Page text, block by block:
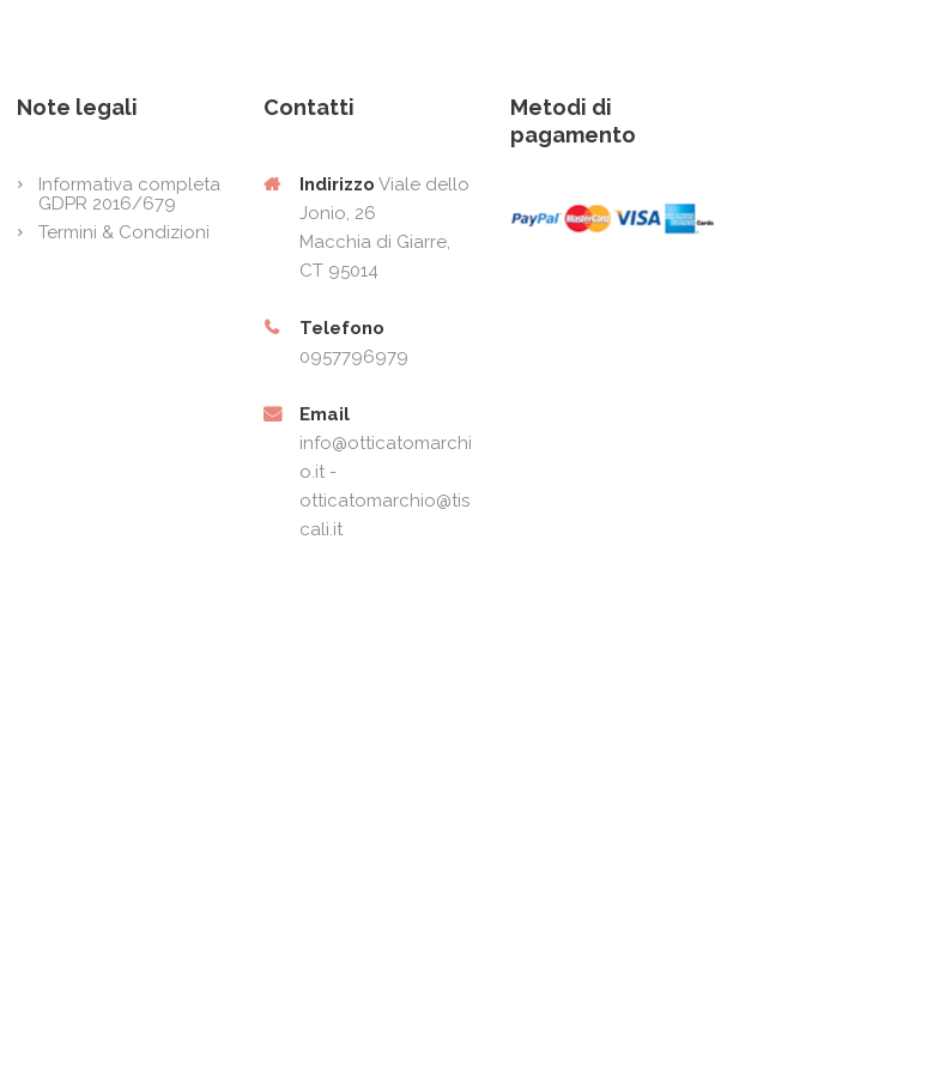
Note legali
Informativa completa
GDPR 2016/679
Termini & Condizioni
Contatti
Indirizzo Viale dello
Jonio, 26
Macchia di Giarre,
CT 95014
Telefono
0957796979
Email
info@otticatomarchi
o.it -
otticatomarchio@tis
cali.it
Metodi di
pagamento